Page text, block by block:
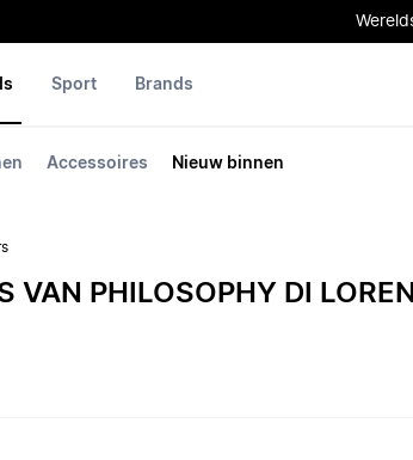
Accessoires Nieuw binnen
Sport Brands
VAN PHILOSOPHY DI